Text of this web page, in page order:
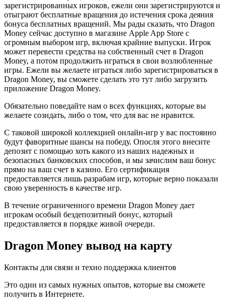
зарегистрированных игроков, ежели они зарегистрируются и
отыграют бесплатные вращения до истечения срока деяния
бонуса бесплатных вращений. Мы рады сказать, что Dragon
Money сейчас доступно в магазине Apple App Store с
огромным выбором игр, включая крайние выпуски. Игрок
может перевести средства на собственный счет в Dragon
Money, а потом продолжить играться в свои возлюбленные
игры. Ежели вы желаете играться либо зарегистрироваться в
Dragon Money, вы сможете сделать это тут либо загрузить
приложение Dragon Money.
Обязательно поведайте нам о всех функциях, которые вы
желаете созидать, либо о том, что для вас не нравится.
С таковой широкой коллекцией онлайн-игр у вас постоянно
будут фаворитные шансы на победу. Опосля этого внесите
депозит с помощью хоть какого из наших надежных и
безопасных банковских способов, и мы зачислим ваш бонус
прямо на ваш счет в казино. Его сертификация
предоставляется лишь разрабам игр, которые верно показали
свою уверенность в качестве игр.
В течение ограниченного времени Dragon Money дает
игрокам особый бездепозитный бонус, который
предоставляется в порядке живой очереди.
Dragon Money вывод на карту
Контакты для связи и техно поддержка клиентов
Это один из самых нужных опытов, которые вы сможете
получить в Интернете.